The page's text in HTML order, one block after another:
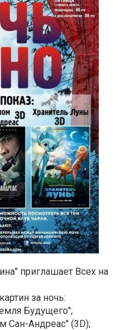
приглашает Всех на
за ночь:
Будущего";
Сан-Андреас" (3D);